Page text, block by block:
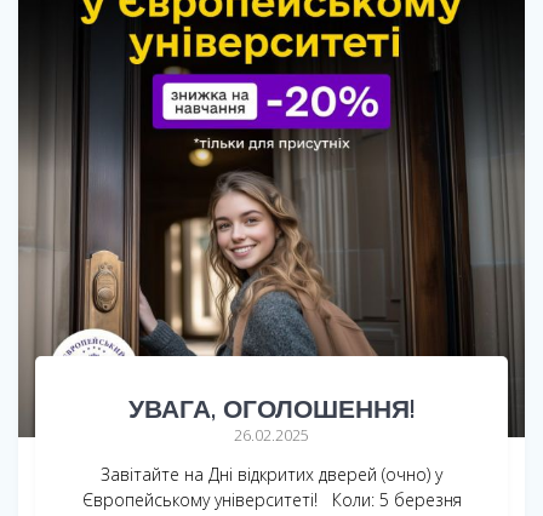
УВАГА, ОГОЛОШЕННЯ!
26.02.2025
Завітайте на Дні відкритих дверей (очно) у
Європейському університеті! Коли: 5 березня